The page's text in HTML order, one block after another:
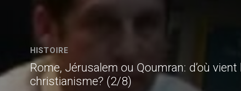
HISTOIRE
Rome, Jérusalem ou Qoumran: d’où vient
christianisme? (2/8)